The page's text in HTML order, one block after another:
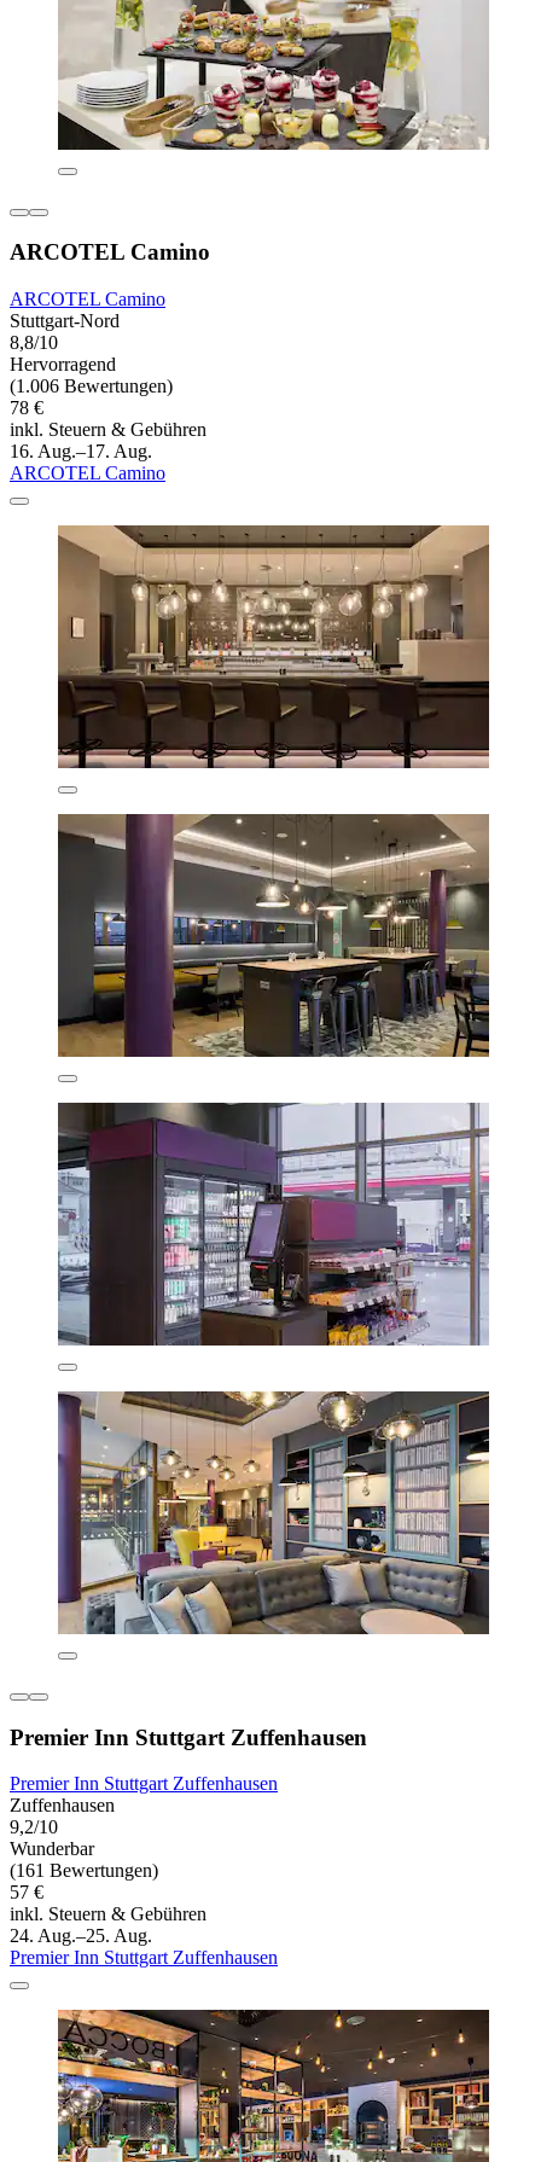
ARCOTEL Camino
ARCOTEL Camino
Stuttgart-Nord
8,8/10
Hervorragend
(1.006 Bewertungen)
78 €
inkl. Steuern & Gebühren
16. Aug.–17. Aug.
ARCOTEL Camino
Premier Inn Stuttgart Zuffenhausen
Premier Inn Stuttgart Zuffenhausen
Zuffenhausen
9,2/10
Wunderbar
(161 Bewertungen)
57 €
inkl. Steuern & Gebühren
24. Aug.–25. Aug.
Premier Inn Stuttgart Zuffenhausen